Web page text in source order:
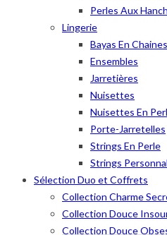
Perles Aux
Lingerie
Bayas En
Ensembles
Jarretières
Nuisettes
Nuisettes En
Porte-Jarretelles
Strings En Perle
Strings
Sélection Duo et Coffrets
Collection Charme
Collection Douce
Collection Douce